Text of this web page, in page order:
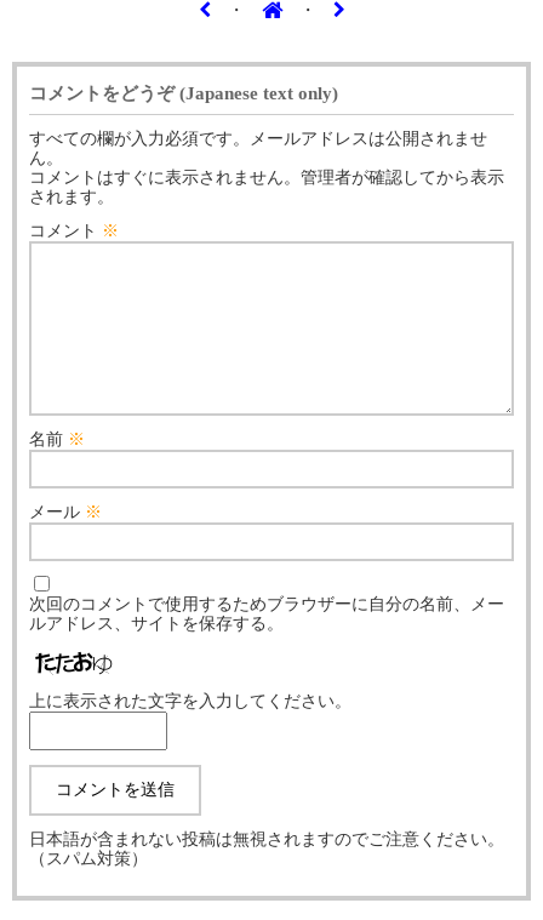
・ ・
コメントをどうぞ (Japanese text only)
すべての欄が入力必須です。メールアドレスは公開されませ
ん。
コメントはすぐに表示されません。管理者が確認してから表示
されます。
コメント ※
名前 ※
メール ※
次回のコメントで使用するためブラウザーに自分の名前、メー
ルアドレス、サイトを保存する。
上に表示された文字を入力してください。
日本語が含まれない投稿は無視されますのでご注意ください。
（スパム対策）